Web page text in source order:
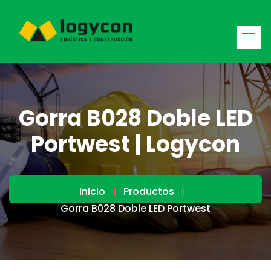
Gorra B028 Doble LED
Portwest | Logycon
Inicio
Productos
Gorra B028 Doble LED Portwest